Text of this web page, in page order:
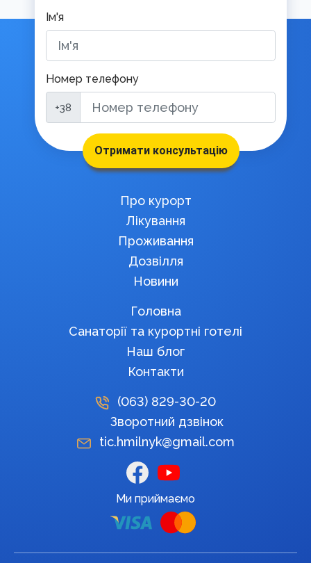
Ім'я
Номер телефону
+38
Отримати консультацію
Про курорт
Лікування
Проживання
Дозвілля
Новини
Головна
Санаторії та курортні готелі
Наш блог
Контакти
(063) 829-30-20
Зворотний дзвінок
tic.hmilnyk@gmail.com
Ми приймаємо